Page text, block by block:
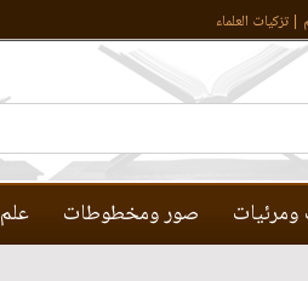
تزكيات العلماء
صور ومخطوطات